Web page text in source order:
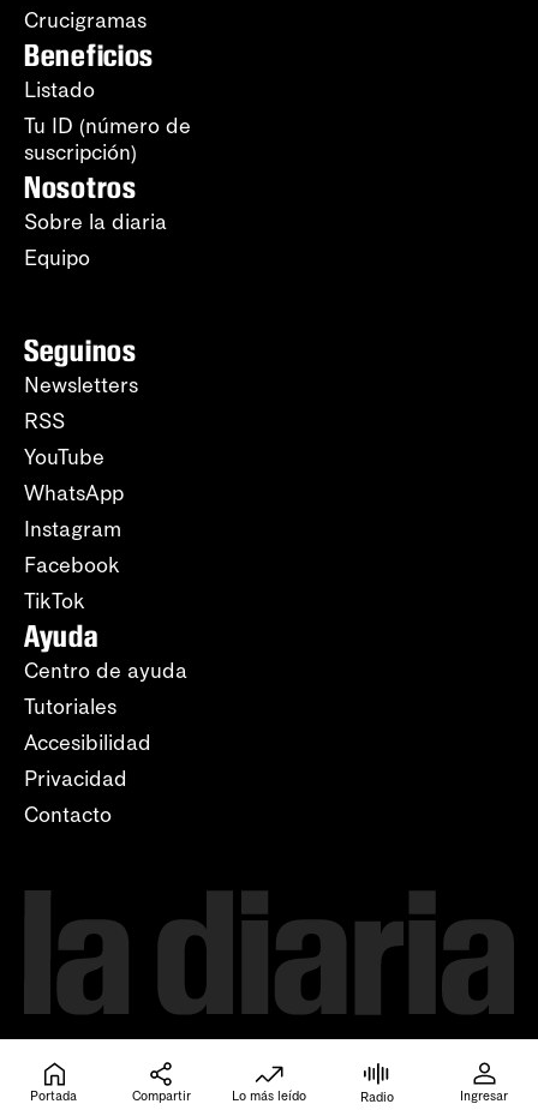
Crucigramas
Beneficios
Listado
Tu ID (número de
suscripción)
Nosotros
Sobre la diaria
Equipo
Seguinos
Newsletters
RSS
YouTube
WhatsApp
Instagram
Facebook
TikTok
Ayuda
Centro de ayuda
Tutoriales
Accesibilidad
Privacidad
Contacto
Portada Compartir Lo más leído Radio Ingresar